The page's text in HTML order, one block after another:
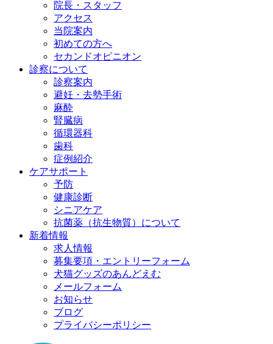
院長・スタッフ
アクセス
当院案内
初めての方へ
セカンドオピニオン
診察について
診察案内
避妊・去勢手術
麻酔
腎臓病
循環器科
歯科
症例紹介
ケアサポート
予防
健康診断
シニアケア
抗菌薬（抗生物質）について
新着情報
求人情報
募集要項・エントリーフォーム
犬猫グッズのあんどえむ
メールフォーム
お知らせ
ブログ
プライバシーポリシー